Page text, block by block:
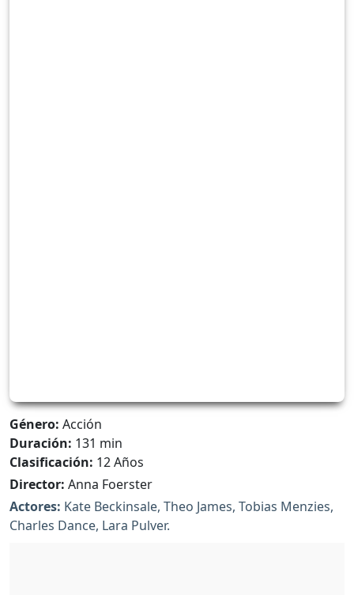
Género: Acción
Duración: 131 min
Clasificación: 12 Años
Director: Anna Foerster
Actores: Kate Beckinsale, Theo James, Tobias Menzies,
Charles Dance, Lara Pulver.